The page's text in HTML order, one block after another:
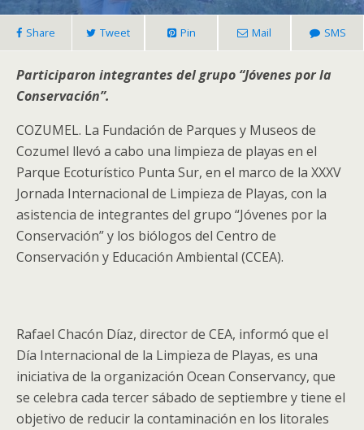
Share Tweet Pin Mail SMS
Participaron integrantes del grupo “Jóvenes por la
Conservación”.
COZUMEL. La Fundación de Parques y Museos de
Cozumel llevó a cabo una limpieza de playas en el
Parque Ecoturístico Punta Sur, en el marco de la XXXV
Jornada Internacional de Limpieza de Playas, con la
asistencia de integrantes del grupo “Jóvenes por la
Conservación” y los biólogos del Centro de
Conservación y Educación Ambiental (CCEA).
Rafael Chacón Díaz, director de CEA, informó que el
Día Internacional de la Limpieza de Playas, es una
iniciativa de la organización Ocean Conservancy, que
se celebra cada tercer sábado de septiembre y tiene el
objetivo de reducir la contaminación en los litorales